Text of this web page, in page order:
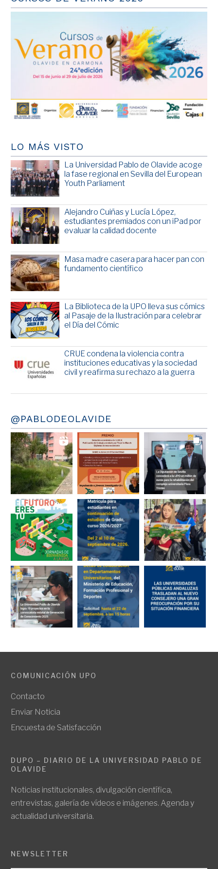
LO MÁS VISTO
La Universidad Pablo de Olavide acoge
la fase regional en Sevilla del European
Youth Parliament
Alejandro Cuiñas y Lucía López,
estudiantes premiados con un iPad por
evaluar la calidad docente
Masa madre casera para hacer pan con
fundamento científico
La Biblioteca de la UPO lleva sus cómics
al Pasaje de la Ilustración para celebrar
el Día del Cómic
CRUE condena la violencia contra
instituciones educativas y la sociedad
civil y reafirma su rechazo a la guerra
@PABLODEOLAVIDE
COMUNICACIÓN UPO
Contacto
Enviar Noticia
Encuesta de Satisfacción
DUPO – DIARIO DE LA UNIVERSIDAD PABLO DE
OLAVIDE
Noticias institucionales, divulgación científica,
entrevistas, galería de vídeos e imágenes. Agenda y
actualidad universitaria.
NEWSLETTER